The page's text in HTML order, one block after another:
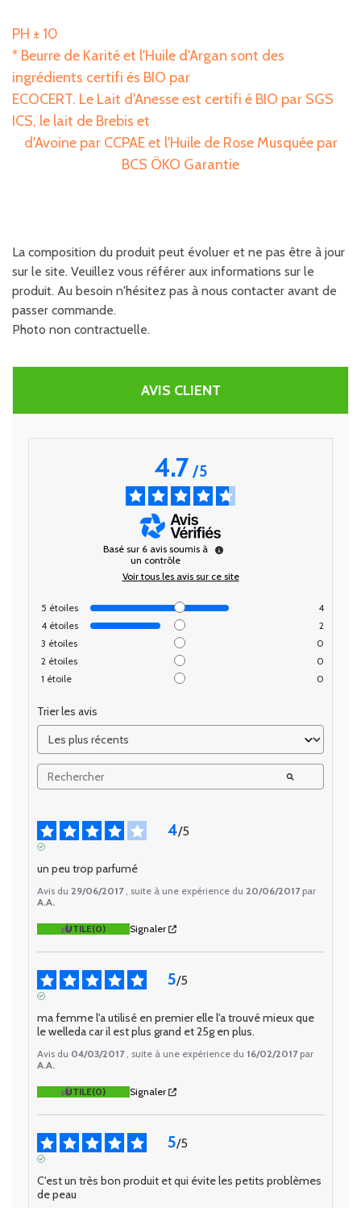
PH ± 10
* Beurre de Karité et l'Huile d'Argan sont des
ingrédients certifi és BIO par
ECOCERT. Le Lait d'Anesse est certifi é BIO par SGS
ICS, le lait de Brebis et
d'Avoine par CCPAE et l'Huile de Rose Musquée par
BCS ÖKO Garantie
La composition du produit peut évoluer et ne pas être à jour
sur le site. Veuillez vous référer aux informations sur le
produit. Au besoin n'hésitez pas à nous contacter avant de
passer commande.
Photo non contractuelle.
AVIS CLIENT
4.7/5
Basé sur 6 avis soumis à
un contrôle
Voir tous les avis sur ce site
5 étoiles
4
4 étoiles
2
3 étoiles
0
2 étoiles
0
1 étoile 0
Trier les avis
4/5
un peu trop parfumé
Avis du 29/06/2017 , suite à une expérience du 20/06/2017 par
A.A.
UTILE(0) Signaler
5/5
ma femme l'a utilisé en premier elle l'a trouvé mieux que
le welleda car il est plus grand et 25g en plus.
Avis du 04/03/2017 , suite à une expérience du 16/02/2017 par
A.A.
UTILE(0) Signaler
5/5
C'est un très bon produit et qui évite les petits problèmes
de peau